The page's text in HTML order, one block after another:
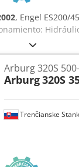
, Engel ES200/
Trenčianske
Arburg 320S
Arburg320S